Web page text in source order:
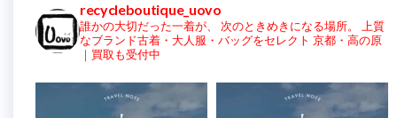
recycleboutique_uovo
誰かの大切だった一着が、 次のときめきになる場所。
上質
なブランド古着・大人服・バッグをセレクト 京都・高の原
｜買取も受付中